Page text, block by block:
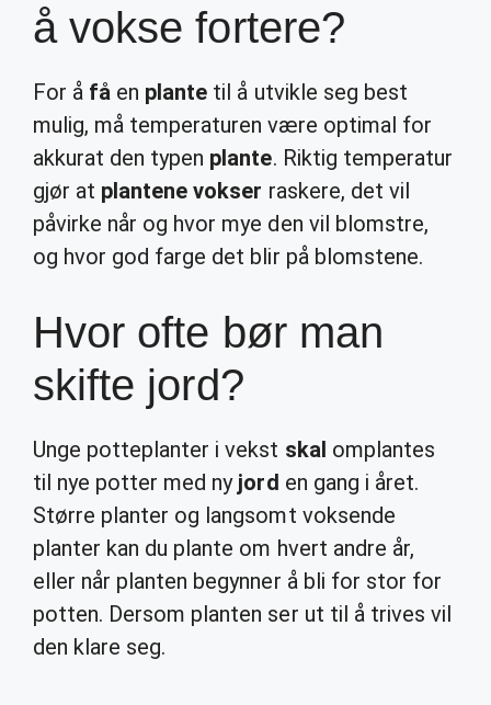
å vokse fortere?
For å få en plante til å utvikle seg best
mulig, må temperaturen være optimal for
akkurat den typen plante. Riktig temperatur
gjør at plantene vokser raskere, det vil
påvirke når og hvor mye den vil blomstre,
og hvor god farge det blir på blomstene.
Hvor ofte bør man
skifte jord?
Unge potteplanter i vekst skal omplantes
til nye potter med ny jord en gang i året.
Større planter og langsomt voksende
planter kan du plante om hvert andre år,
eller når planten begynner å bli for stor for
potten. Dersom planten ser ut til å trives vil
den klare seg.